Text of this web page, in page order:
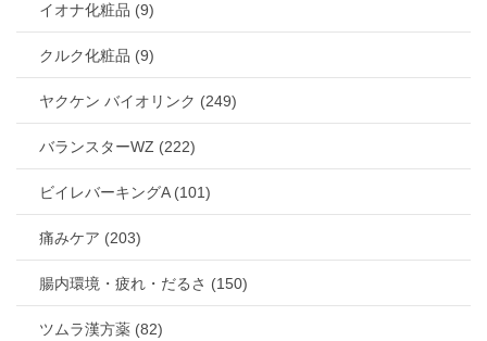
イオナ化粧品 (9)
クルク化粧品 (9)
ヤクケン バイオリンク (249)
バランスターWZ (222)
ビイレバーキングA (101)
痛みケア (203)
腸内環境・疲れ・だるさ (150)
ツムラ漢方薬 (82)